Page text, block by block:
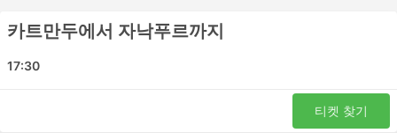
예매 전 시간표를 확인하세요. New Dhanusha Safari에서
참고하여 가장 좋은 버스표를 예매하세요.
New Dhanusha Safari 인기있는 버스역
카트만두에서 자낙푸르까지
17:30
티켓 찾기